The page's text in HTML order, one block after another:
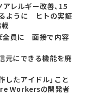
アレルギー改善、15
ように ヒトの実証
全員に 面接で内容
元にできる機能を廃
したアイドル」こと
Workersの開発者